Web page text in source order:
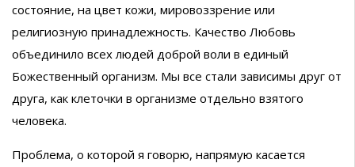
состояние, на цвет кожи, мировоззрение или
религиозную принадлежность. Качество Любовь
объединило всех людей доброй воли в единый
Божественный организм. Мы все стали зависимы друг от
друга, как клеточки в организме отдельно взятого
человека.
Проблема, о которой я говорю, напрямую касается